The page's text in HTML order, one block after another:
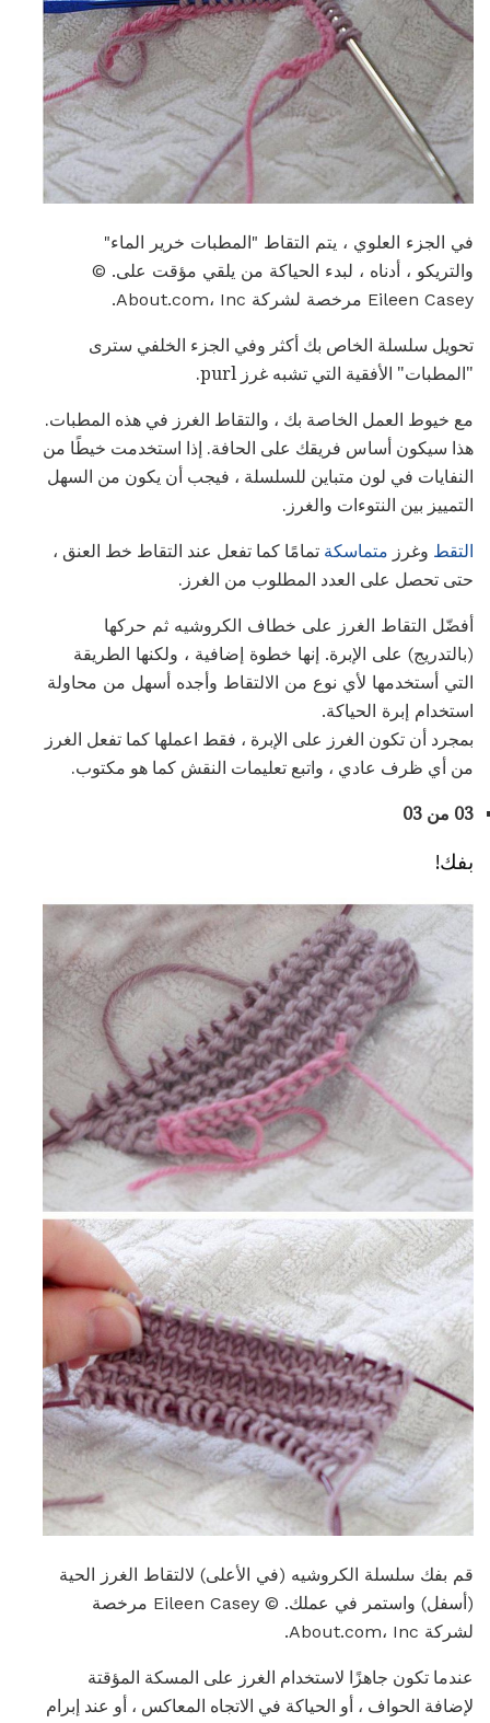
في الجزء العلوي ، يتم التقاط "المطبات خرير الماء"
والتريكو ، أدناه ، لبدء الحياكة من يلقي مؤقت على. ©
Eileen Casey مرخصة لشركة About.com، Inc.
تحويل سلسلة الخاص بك أكثر وفي الجزء الخلفي سترى
"المطبات" الأفقية التي تشبه غرز purl.
مع خيوط العمل الخاصة بك ، والتقاط الغرز في هذه المطبات.
هذا سيكون أساس فريقك على الحافة. إذا استخدمت خيطًا من
النفايات في لون متباين للسلسلة ، فيجب أن يكون من السهل
التمييز بين النتوءات والغرز.
التقط وغرز متماسكة تمامًا كما تفعل عند التقاط خط العنق ،
حتى تحصل على العدد المطلوب من الغرز.
أفضّل التقاط الغرز على خطاف الكروشيه ثم حركها
(بالتدريج) على الإبرة. إنها خطوة إضافية ، ولكنها الطريقة
التي أستخدمها لأي نوع من الالتقاط وأجده أسهل من محاولة
استخدام إبرة الحياكة.
بمجرد أن تكون الغرز على الإبرة ، فقط اعملها كما تفعل الغرز
من أي ظرف عادي ، واتبع تعليمات النقش كما هو مكتوب.
03 من 03
بفك!
قم بفك سلسلة الكروشيه (في الأعلى) لالتقاط الغرز الحية
(أسفل) واستمر في عملك. © Eileen Casey مرخصة
لشركة About.com، Inc.
عندما تكون جاهزًا لاستخدام الغرز على المسكة المؤقتة
لإضافة الحواف ، أو الحياكة في الاتجاه المعاكس ، أو عند إبرام